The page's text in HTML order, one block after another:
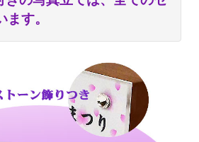
す。